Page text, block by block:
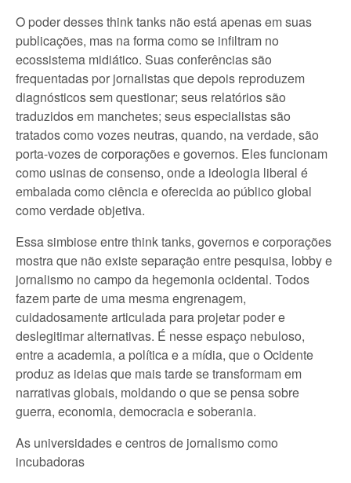
O poder desses think tanks não está apenas em suas
publicações, mas na forma como se infiltram no
ecossistema midiático. Suas conferências são
frequentadas por jornalistas que depois reproduzem
diagnósticos sem questionar; seus relatórios são
traduzidos em manchetes; seus especialistas são
tratados como vozes neutras, quando, na verdade, são
porta-vozes de corporações e governos. Eles funcionam
como usinas de consenso, onde a ideologia liberal é
embalada como ciência e oferecida ao público global
como verdade objetiva.
Essa simbiose entre think tanks, governos e corporações
mostra que não existe separação entre pesquisa, lobby e
jornalismo no campo da hegemonia ocidental. Todos
fazem parte de uma mesma engrenagem,
cuidadosamente articulada para projetar poder e
deslegitimar alternativas. É nesse espaço nebuloso,
entre a academia, a política e a mídia, que o Ocidente
produz as ideias que mais tarde se transformam em
narrativas globais, moldando o que se pensa sobre
guerra, economia, democracia e soberania.
As universidades e centros de jornalismo como
incubadoras